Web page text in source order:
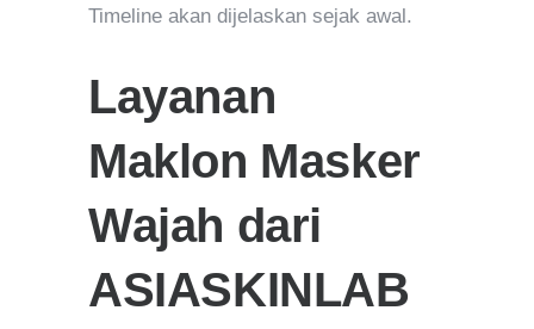
Timeline akan dijelaskan sejak awal.
Layanan
Maklon Masker
Wajah dari
ASIASKINLAB